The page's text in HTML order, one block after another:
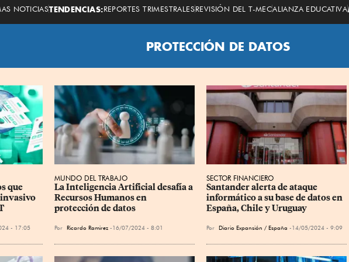
NOTICIASTENDENCIAS:REPORTES TRIMESTRALESREVISIÓN DEL T-MECALIANZA EDUCATIVA
PROTECCIÓN DE DATOS
que
invasivo
- 17:05
MUNDO DEL TRABAJO
La Inteligencia Artificial desafía a
Recursos Humanos en
protección de datos
Por Ricardo Ramirez 16/07/2024 - 8:01
SECTOR FINANCIERO
Santander alerta de ataque
informático a su base de datos en
España, Chile y Uruguay
Por Diario Expansión / España 14/05/2024 - 9:09